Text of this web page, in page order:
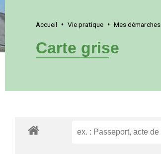
Accueil • Vie pratique • Mes démarches
Carte grise